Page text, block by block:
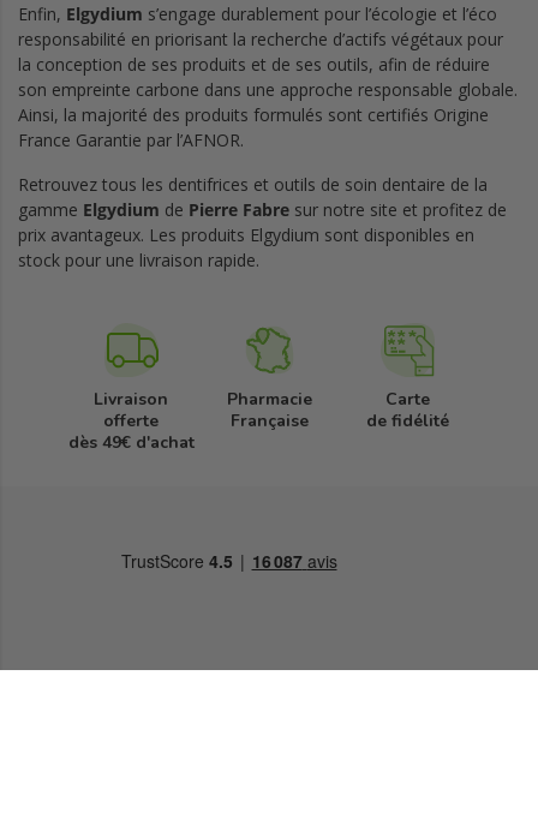
Enfin, Elgydium s’engage durablement pour l’écologie et l’éco
responsabilité en priorisant la recherche d’actifs végétaux pour
la conception de ses produits et de ses outils, afin de réduire
son empreinte carbone dans une approche responsable globale.
Ainsi, la majorité des produits formulés sont certifiés Origine
France Garantie par l’AFNOR.
Retrouvez tous les dentifrices et outils de soin dentaire de la
gamme Elgydium de Pierre Fabre sur notre site et profitez de
prix avantageux. Les produits Elgydium sont disponibles en
stock pour une livraison rapide.
Livraison
offerte
dès 49€ d'achat
Pharmacie
Française
Carte
de fidélité